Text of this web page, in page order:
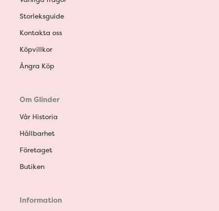
Storleksguide
Kontakta oss
Köpvillkor
Ångra Köp
Om Glinder
Vår Historia
Hållbarhet
Företaget
Butiken
Information